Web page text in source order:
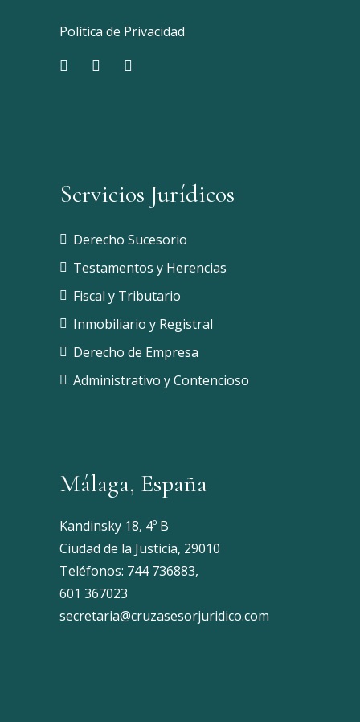
Política de Privacidad
Servicios Jurídicos
Derecho Sucesorio
Testamentos y Herencias
Fiscal y Tributario
Inmobiliario y Registral
Derecho de Empresa
Administrativo y Contencioso
Málaga, España
Kandinsky 18, 4º B
Ciudad de la Justicia, 29010
Teléfonos: 744 736883,
601 367023
secretaria@cruzasesorjuridico.com